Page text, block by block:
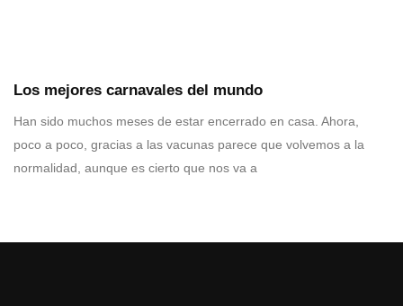
Los mejores carnavales del mundo
Han sido muchos meses de estar encerrado en casa. Ahora,
poco a poco, gracias a las vacunas parece que volvemos a la
normalidad, aunque es cierto que nos va a